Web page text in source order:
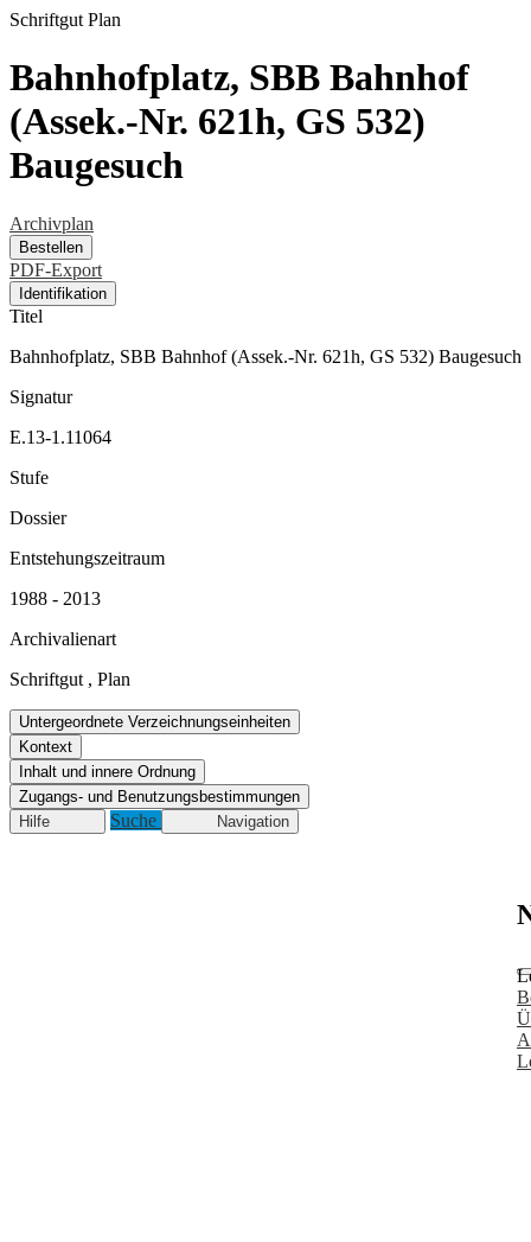
Schriftgut Plan
Bahnhofplatz, SBB Bahnhof
(Assek.-Nr. 621h, GS 532)
Baugesuch
Archivplan
Bestellen
PDF-Export
Identifikation
Titel
Bahnhofplatz, SBB Bahnhof (Assek.-Nr. 621h, GS 532) Baugesuch
Signatur
E.13-1.11064
Stufe
Dossier
Entstehungszeitraum
1988 - 2013
Archivalienart
Schriftgut , Plan
Untergeordnete Verzeichnungseinheiten
Kontext
Inhalt und innere Ordnung
Zugangs- und Benutzungsbestimmungen
Hilfe
Suche Navigation